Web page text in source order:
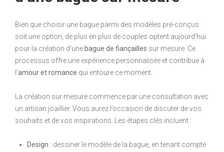
Bien que choisir une bague parmi des modèles pré-conçus
soit une option, de plus en plus de couples optent aujourd’hui
pour la création d’une bague de fiançailles sur mesure. Ce
processus offre une expérience personnalisée et contribue à
l’amour et romance qui entoure ce moment.
La création sur mesure commence par une consultation avec
un artisan joaillier. Vous aurez l’occasion de discuter de vos
souhaits et de vos inspirations. Les étapes clés incluent :
Design : dessiner le modèle de la bague, en tenant compte